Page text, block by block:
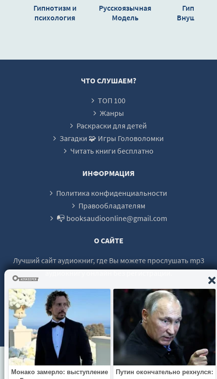
20
Гипнотизм и
психология
Русскоязычная
Модель
Гипноз.
Внушение.
ЧТО СЛУШАЕМ?
ТОП 100
Жанры
Раскраски для детей
Загадки 🧩 Игры Головоломки
Читать книги бесплатно
ИНФОРМАЦИЯ
Политика конфиденциальности
Правообладателям
📭 booksaudioonline@gmail.com
О САЙТЕ
Лучший сайт аудиокниг, где Вы можете прослушать mp3
© 2021 - 2026 booksaudio-online.com Все права защищены.